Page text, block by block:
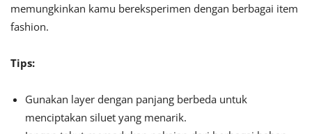
memungkinkan kamu bereksperimen dengan berbagai item
fashion.
Tips:
Gunakan layer dengan panjang berbeda untuk
menciptakan siluet yang menarik.